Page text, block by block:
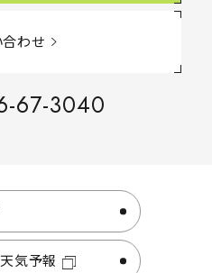
合わせ
67-3040
気予報